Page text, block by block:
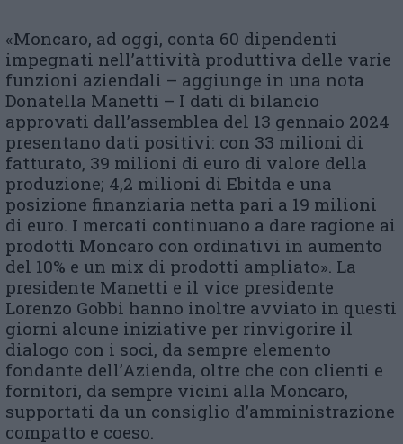
«Moncaro, ad oggi, conta 60 dipendenti
impegnati nell’attività produttiva delle varie
funzioni aziendali – aggiunge in una nota
Donatella Manetti – I dati di bilancio
approvati dall’assemblea del 13 gennaio 2024
presentano dati positivi: con 33 milioni di
fatturato, 39 milioni di euro di valore della
produzione; 4,2 milioni di Ebitda e una
posizione finanziaria netta pari a 19 milioni
di euro. I mercati continuano a dare ragione ai
prodotti Moncaro con ordinativi in aumento
del 10% e un mix di prodotti ampliato». La
presidente Manetti e il vice presidente
Lorenzo Gobbi hanno inoltre avviato in questi
giorni alcune iniziative per rinvigorire il
dialogo con i soci, da sempre elemento
fondante dell’Azienda, oltre che con clienti e
fornitori, da sempre vicini alla Moncaro,
supportati da un consiglio d’amministrazione
compatto e coeso.